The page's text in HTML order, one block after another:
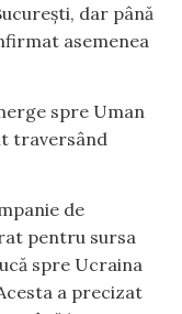
dar până
asemenea
spre Uman
traversând
de
pentru sursa
spre Ucraina
a precizat